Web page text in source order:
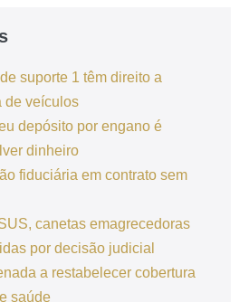
suporte 1 têm direito a
de veículos
depósito por engano é
dinheiro
fiduciária em contrato sem
canetas emagrecedoras
por decisão judicial
a restabelecer cobertura
saúde